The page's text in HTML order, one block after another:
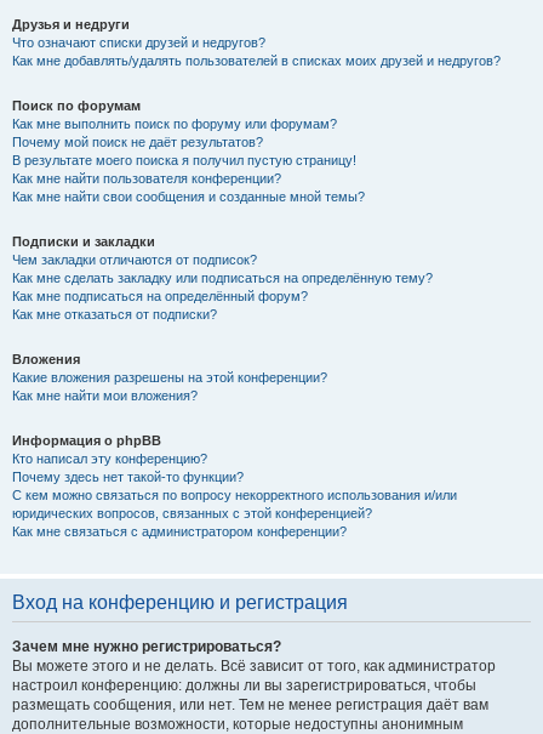
Друзья и недруги
Что означают списки друзей и недругов?
Как мне добавлять/удалять пользователей в списках моих друзей и недругов?
Поиск по форумам
Как мне выполнить поиск по форуму или форумам?
Почему мой поиск не даёт результатов?
В результате моего поиска я получил пустую страницу!
Как мне найти пользователя конференции?
Как мне найти свои сообщения и созданные мной темы?
Подписки и закладки
Чем закладки отличаются от подписок?
Как мне сделать закладку или подписаться на определённую тему?
Как мне подписаться на определённый форум?
Как мне отказаться от подписки?
Вложения
Какие вложения разрешены на этой конференции?
Как мне найти мои вложения?
Информация о phpBB
Кто написал эту конференцию?
Почему здесь нет такой-то функции?
С кем можно связаться по вопросу некорректного использования и/или
юридических вопросов, связанных с этой конференцией?
Как мне связаться с администратором конференции?
Вход на конференцию и регистрация
Зачем мне нужно регистрироваться?
Вы можете этого и не делать. Всё зависит от того, как администратор
настроил конференцию: должны ли вы зарегистрироваться, чтобы
размещать сообщения, или нет. Тем не менее регистрация даёт вам
дополнительные возможности, которые недоступны анонимным